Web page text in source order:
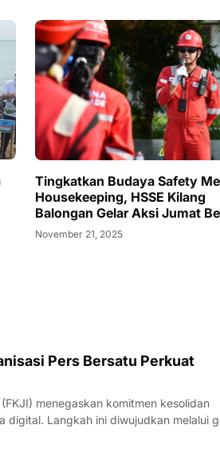
Tingkatkan Budaya Safety
Housekeeping, HSSE Kilang
Balongan Gelar Aksi Jumat
November 21, 2025
Pers Bersatu Perkuat
menegaskan komitmen kesolidan
Langkah ini diwujudkan melalui
Payoe, Jalan Olahraga, Indramayu,